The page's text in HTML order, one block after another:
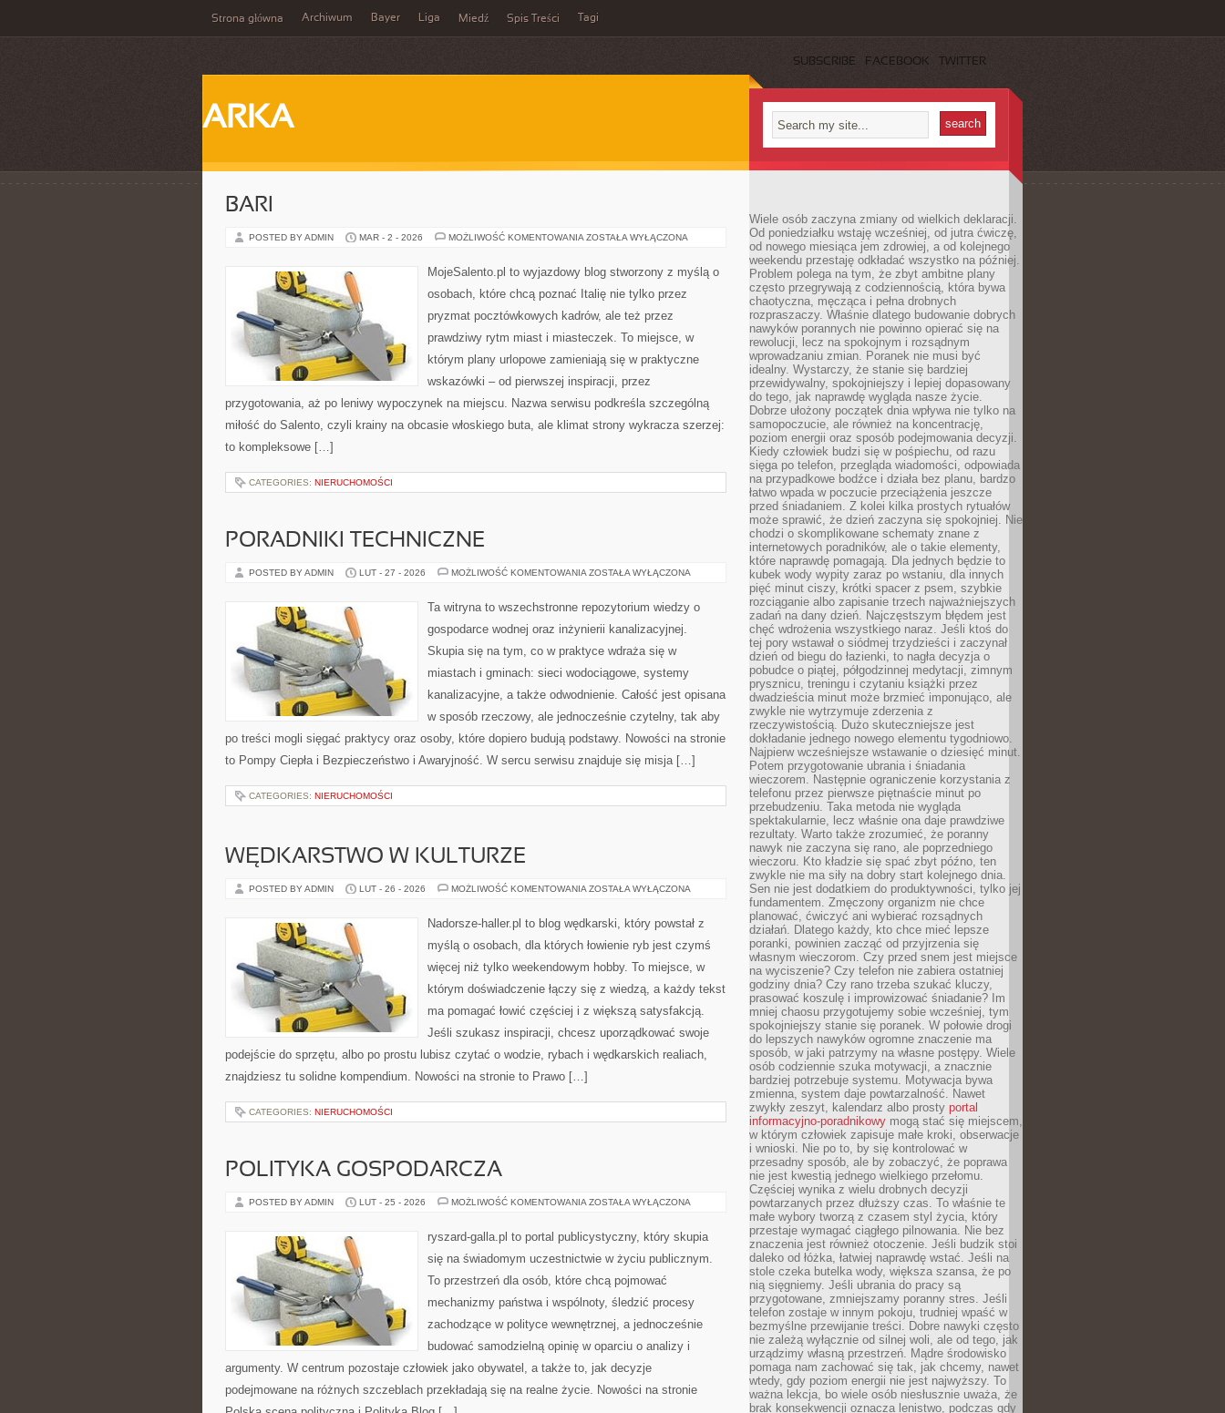
Strona główna Archiwum Bayer Liga Miedź Spis Treści Tagi
SUBSCRIBE FACEBOOK TWITTER
ARKA
BARI
POSTED BY ADMIN MAR - 2 - 2026 MOŻLIWOŚĆ KOMENTOWANIA BARI
ZOSTAŁA WYŁĄCZONA
MojeSalento.pl to wyjazdowy blog stworzony z myślą o
osobach, które chcą poznać Italię nie tylko przez
pryzmat pocztówkowych kadrów, ale też przez
prawdziwy rytm miast i miasteczek. To miejsce, w
którym plany urlopowe zamieniają się w praktyczne
wskazówki – od pierwszej inspiracji, przez
przygotowania, aż po leniwy wypoczynek na miejscu. Nazwa serwisu podkreśla szczególną
miłość do Salento, czyli krainy na obcasie włoskiego buta, ale klimat strony wykracza szerzej:
to kompleksowe […]
CATEGORIES: NIERUCHOMOŚCI
PORADNIKI TECHNICZNE
POSTED BY ADMIN LUT - 27 - 2026 MOŻLIWOŚĆ KOMENTOWANIA PORADNIKI
ZOSTAŁA WYŁĄCZONA
Ta witryna to wszechstronne repozytorium wiedzy o
gospodarce wodnej oraz inżynierii kanalizacyjnej.
Skupia się na tym, co w praktyce wdraża się w
miastach i gminach: sieci wodociągowe, systemy
kanalizacyjne, a także odwodnienie. Całość jest opisana
w sposób rzeczowy, ale jednocześnie czytelny, tak aby
po treści mogli sięgać praktycy oraz osoby, które dopiero budują podstawy. Nowości na stronie
to Pompy Ciepła i Bezpieczeństwo i Awaryjność. W sercu serwisu znajduje się misja […]
CATEGORIES: NIERUCHOMOŚCI
WĘDKARSTWO W KULTURZE
POSTED BY ADMIN LUT - 26 - 2026 MOŻLIWOŚĆ KOMENTOWANIA WĘDKARSTWO
ZOSTAŁA WYŁĄCZONA
Nadorsze-haller.pl to blog wędkarski, który powstał z
myślą o osobach, dla których łowienie ryb jest czymś
więcej niż tylko weekendowym hobby. To miejsce, w
którym doświadczenie łączy się z wiedzą, a każdy tekst
ma pomagać łowić częściej i z większą satysfakcją.
Jeśli szukasz inspiracji, chcesz uporządkować swoje
podejście do sprzętu, albo po prostu lubisz czytać o wodzie, rybach i wędkarskich realiach,
znajdziesz tu solidne kompendium. Nowości na stronie to Prawo […]
CATEGORIES: NIERUCHOMOŚCI
POLITYKA GOSPODARCZA
POSTED BY ADMIN LUT - 25 - 2026 MOŻLIWOŚĆ KOMENTOWANIA POLITYKA
ZOSTAŁA WYŁĄCZONA
ryszard-galla.pl to portal publicystyczny, który skupia
się na świadomym uczestnictwie w życiu publicznym.
To przestrzeń dla osób, które chcą pojmować
mechanizmy państwa i wspólnoty, śledzić procesy
zachodzące w polityce wewnętrznej, a jednocześnie
budować samodzielną opinię w oparciu o analizy i
argumenty. W centrum pozostaje człowiek jako obywatel, a także to, jak decyzje
podejmowane na różnych szczeblach przekładają się na realne życie. Nowości na stronie
Wiele osób zaczyna zmiany od wielkich deklaracji.
Od poniedziałku wstaję wcześniej, od jutra ćwiczę,
od nowego miesiąca jem zdrowiej, a od kolejnego
weekendu przestaję odkładać wszystko na później.
Problem polega na tym, że zbyt ambitne plany
często przegrywają z codziennością, która bywa
chaotyczna, męcząca i pełna drobnych
rozpraszaczy. Właśnie dlatego budowanie dobrych
nawyków porannych nie powinno opierać się na
rewolucji, lecz na spokojnym i rozsądnym
wprowadzaniu zmian. Poranek nie musi być
idealny. Wystarczy, że stanie się bardziej
przewidywalny, spokojniejszy i lepiej dopasowany
do tego, jak naprawdę wygląda nasze życie.
Dobrze ułożony początek dnia wpływa nie tylko na
samopoczucie, ale również na koncentrację,
poziom energii oraz sposób podejmowania decyzji.
Kiedy człowiek budzi się w pośpiechu, od razu
sięga po telefon, przegląda wiadomości, odpowiada
na przypadkowe bodźce i działa bez planu, bardzo
łatwo wpada w poczucie przeciążenia jeszcze
przed śniadaniem. Z kolei kilka prostych rytuałów
może sprawić, że dzień zaczyna się spokojniej. Nie
chodzi o skomplikowane schematy znane z
internetowych poradników, ale o takie elementy,
które naprawdę pomagają. Dla jednych będzie to
kubek wody wypity zaraz po wstaniu, dla innych
pięć minut ciszy, krótki spacer z psem, szybkie
rozciąganie albo zapisanie trzech najważniejszych
zadań na dany dzień. Najczęstszym błędem jest
chęć wdrożenia wszystkiego naraz. Jeśli ktoś do
tej pory wstawał o siódmej trzydzieści i zaczynał
dzień od biegu do łazienki, to nagła decyzja o
pobudce o piątej, półgodzinnej medytacji, zimnym
prysznicu, treningu i czytaniu książki przez
dwadzieścia minut może brzmieć imponująco, ale
zwykle nie wytrzymuje zderzenia z
rzeczywistością. Dużo skuteczniejsze jest
dokładanie jednego nowego elementu tygodniowo.
Najpierw wcześniejsze wstawanie o dziesięć minut.
Potem przygotowanie ubrania i śniadania
wieczorem. Następnie ograniczenie korzystania z
telefonu przez pierwsze piętnaście minut po
przebudzeniu. Taka metoda nie wygląda
spektakularnie, lecz właśnie ona daje prawdziwe
rezultaty. Warto także zrozumieć, że poranny
nawyk nie zaczyna się rano, ale poprzedniego
wieczoru. Kto kładzie się spać zbyt późno, ten
zwykle nie ma siły na dobry start kolejnego dnia.
Sen nie jest dodatkiem do produktywności, tylko jej
fundamentem. Zmęczony organizm nie chce
planować, ćwiczyć ani wybierać rozsądnych
działań. Dlatego każdy, kto chce mieć lepsze
poranki, powinien zacząć od przyjrzenia się
własnym wieczorom. Czy przed snem jest miejsce
na wyciszenie? Czy telefon nie zabiera ostatniej
godziny dnia? Czy rano trzeba szukać kluczy,
prasować koszulę i improwizować śniadanie? Im
mniej chaosu przygotujemy sobie wcześniej, tym
spokojniejszy stanie się poranek. W połowie drogi
do lepszych nawyków ogromne znaczenie ma
sposób, w jaki patrzymy na własne postępy. Wiele
osób codziennie szuka motywacji, a znacznie
bardziej potrzebuje systemu. Motywacja bywa
zmienna, system daje powtarzalność. Nawet
zwykły zeszyt, kalendarz albo prosty portal
informacyjno-poradnikowy mogą stać się miejscem,
w którym człowiek zapisuje małe kroki, obserwacje
i wnioski. Nie po to, by się kontrolować w
przesadny sposób, ale by zobaczyć, że poprawa
nie jest kwestią jednego wielkiego przełomu.
Częściej wynika z wielu drobnych decyzji
powtarzanych przez dłuższy czas. To właśnie te
małe wybory tworzą z czasem styl życia, który
przestaje wymagać ciągłego pilnowania. Nie bez
znaczenia jest również otoczenie. Jeśli budzik stoi
daleko od łóżka, łatwiej naprawdę wstać. Jeśli na
stole czeka butelka wody, większa szansa, że po
nią sięgniemy. Jeśli ubrania do pracy są
przygotowane, zmniejszamy poranny stres. Jeśli
telefon zostaje w innym pokoju, trudniej wpaść w
bezmyślne przewijanie treści. Dobre nawyki często
nie zależą wyłącznie od silnej woli, ale od tego, jak
urządzimy własną przestrzeń. Mądre środowisko
pomaga nam zachować się tak, jak chcemy, nawet
wtedy, gdy poziom energii nie jest najwyższy. To
ważna lekcja, bo wiele osób niesłusznie uważa, że
brak konsekwencji oznacza lenistwo, podczas gdy